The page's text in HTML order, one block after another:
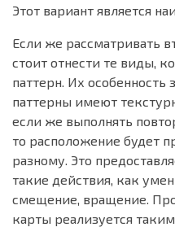
Этот вариант является
Если же рассматривать
стоит отнести те виды,
паттерн. Их особенность
паттерны имеют
если же выполнять
то расположение будет
разному. Это
такие действия, как
смещение, вращение.
карты реализуется